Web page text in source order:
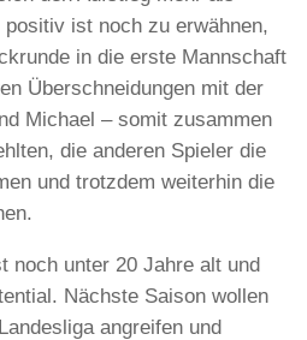
ist noch zu erwähnen,
in die erste Mannschaft
Überschneidungen mit der
Michael – somit zusammen
die anderen Spieler die
und trotzdem weiterhin die
noch unter 20 Jahre alt und
Nächste Saison wollen
angreifen und